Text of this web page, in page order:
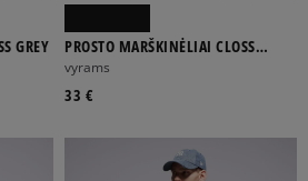
GREY
PROSTO MARŠKINĖLIAI CLOSS
WHITE
vyrams
33 €